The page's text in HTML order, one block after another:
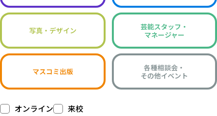
写真・デザイン
芸能スタッフ・
マネージャー
マスコミ出版
各種相談会・
その他イベント
オンライン 来校